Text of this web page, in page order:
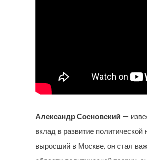
Александр Сосновский —
вклад в развитие
выросший в Москве, он стал